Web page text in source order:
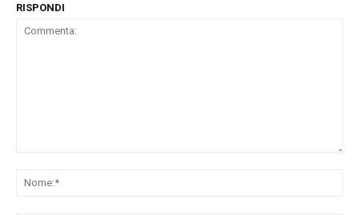
RISPONDI